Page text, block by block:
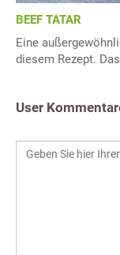
BEEF TATAR
Eine
diesem Rezept.
User